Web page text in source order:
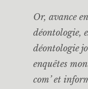
Or, avance
déontologie,
déontologie
enquêtes
com’ et